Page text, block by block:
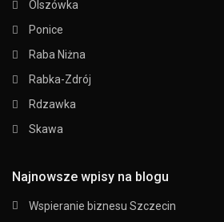
Olszówka
Ponice
Raba Niżna
Rabka-Zdrój
Rdzawka
Skawa
Najnowsze wpisy na blogu
Wspieranie biznesu Szczecin